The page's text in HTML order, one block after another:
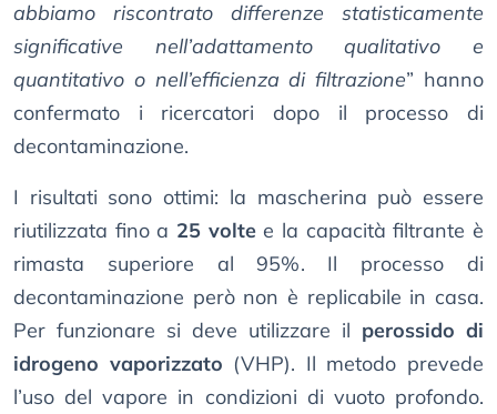
abbiamo riscontrato differenze statisticamente
significative nell’adattamento qualitativo e
quantitativo o nell’efficienza di filtrazione” hanno
confermato i ricercatori dopo il processo di
decontaminazione.
I risultati sono ottimi: la mascherina può essere
riutilizzata fino a 25 voltee la capacità filtrante è
rimasta superiore al 95%. Il processo di
decontaminazione però non è replicabile in casa.
Per funzionare si deve utilizzare il perossido di
idrogeno vaporizzato (VHP). Il metodo prevede
l’uso del vapore in condizioni di vuoto profondo.